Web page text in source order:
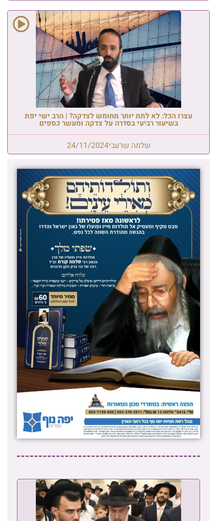
עצרו הכל: לא לתת יותר מחומש לצדקה? | הרב ישי יפת
בשיעור רביעי בסדרה על צדקה ומעשר כספים
שלמה שרעבי24/11/2024